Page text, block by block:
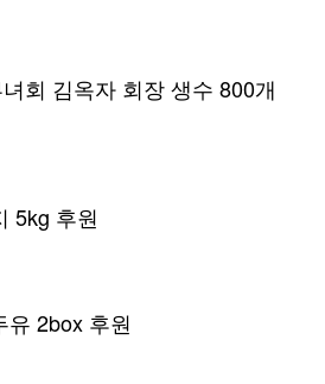
회 김옥자 회장 생수 800개
5kg 후원
유 2box 후원